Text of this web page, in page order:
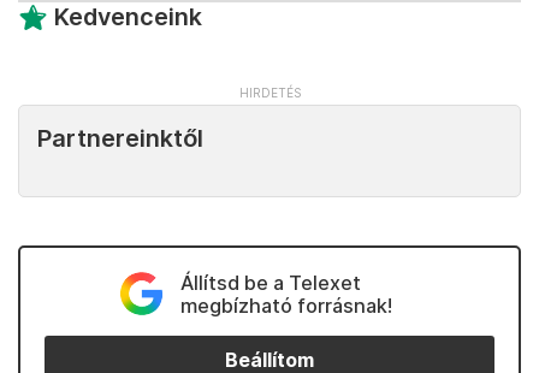
Kedvenceink
Partnereinktől
Állítsd be a Telexet
megbízható forrásnak!
Beállítom